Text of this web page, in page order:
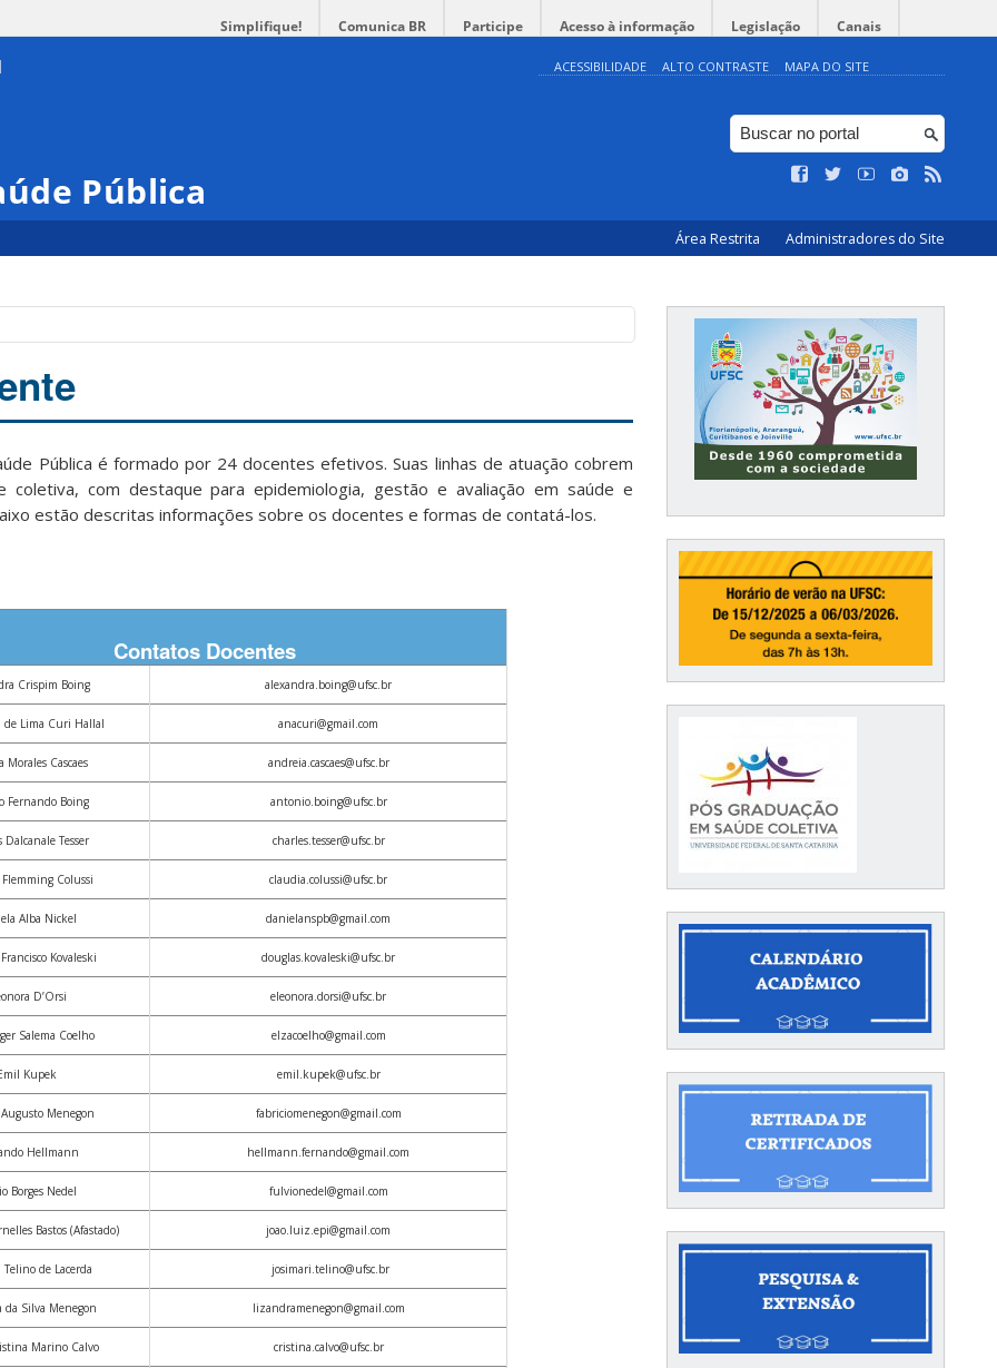
Simplifique! Comunica BR Participe Acesso à informação Legislação Canais
ACESSIBILIDADE ALTO CONTRASTE MAPA DO SITE
Pública
Área Restrita Administradores do Site
Pública é formado por 24 docentes efetivos. Suas linhas de atuação cobrem
coletiva, com destaque para epidemiologia, gestão e avaliação em saúde e
estão descritas informações sobre os docentes e formas de contatá-los.
Contatos Docentes
Crispim Boing alexandra.boing@ufsc.br
de Lima Curi Hallal anacuri@gmail.com
Morales Cascaes andreia.cascaes@ufsc.br
Fernando Boing antonio.boing@ufsc.br
Dalcanale Tesser charles.tesser@ufsc.br
Colussi claudia.colussi@ufsc.br
Alba Nickel danielanspb@gmail.com
Kovaleski douglas.kovaleski@ufsc.br
D’Orsi eleonora.dorsi@ufsc.br
Salema Coelho elzacoelho@gmail.com
Kupek emil.kupek@ufsc.br
Menegon fabriciomenegon@gmail.com
Hellmann hellmann.fernando@gmail.com
Borges Nedel fulvionedel@gmail.com
Bastos (Afastado) joao.luiz.epi@gmail.com
Telino de Lacerda josimari.telino@ufsc.br
da Silva Menegon lizandramenegon@gmail.com
Marino Calvo cristina.calvo@ufsc.br